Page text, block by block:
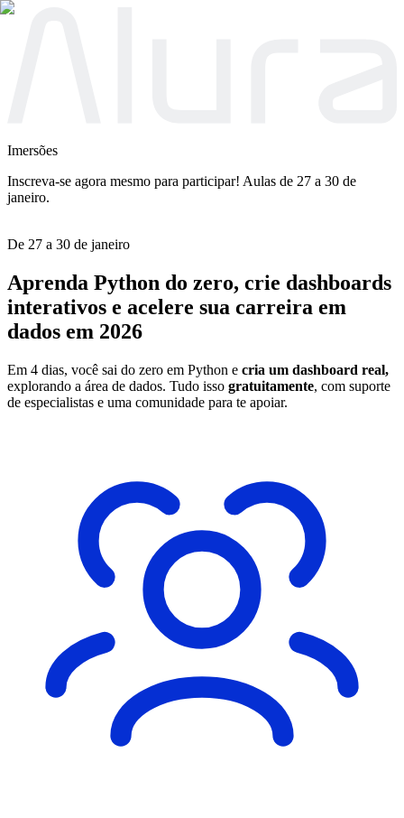
Imersões
Inscreva-se agora mesmo para participar! Aulas de 27 a 30 de
janeiro.
De 27 a 30 de janeiro
Aprenda Python do zero, crie dashboards
interativos e acelere sua carreira em
dados em 2026
Em 4 dias, você sai do zero em Python e cria um dashboard real,
explorando a área de dados. Tudo isso gratuitamente, com suporte
de especialistas e uma comunidade para te apoiar.